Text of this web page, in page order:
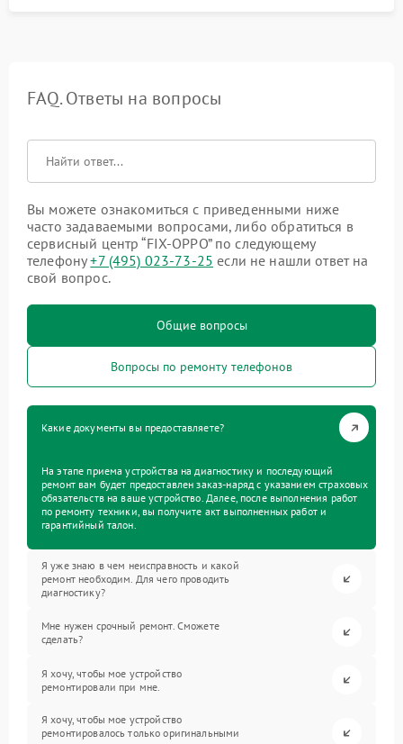
FAQ. Ответы на вопросы
Вы можете ознакомиться с приведенными ниже
часто задаваемыми вопросами, либо обратиться в
сервисный центр “FIX-OPPO” по следующему
телефону+7 (495) 023-73-25 если не нашли ответ на
свой вопрос.
Общие вопросы
Вопросы по ремонту телефонов
Какие документы вы предоставляете?
На этапе приема устройства на диагностику и последующий
ремонт вам будет предоставлен заказ-наряд с указанием страховых
обязательств на ваше устройство. Далее, после выполнения работ
по ремонту техники, вы получите акт выполненных работ и
гарантийный талон.
Я уже знаю в чем неисправность и какой
ремонт необходим. Для чего проводить
диагностику?
Мне нужен срочный ремонт. Сможете
сделать?
Я хочу, чтобы мое устройство
ремонтировали при мне.
Я хочу, чтобы мое устройство
ремонтировалось только оригинальными